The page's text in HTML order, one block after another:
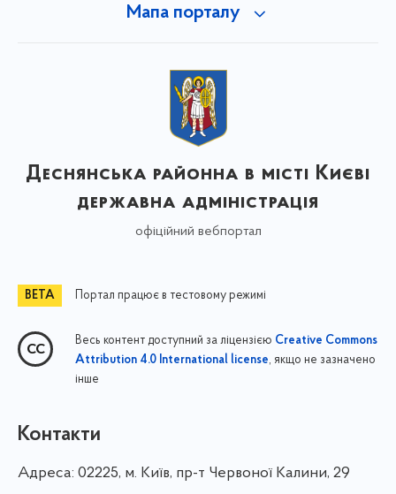
Мапа порталу
Деснянська районна в місті Києві
державна адміністрація
офіційний вебпортал
Портал працює в тестовому режимі
Весь контент доступний за ліцензією Creative Commons
Attribution 4.0 International license, якщо не зазначено
інше
Контакти
Адреса: 02225, м. Київ, пр-т Червоної Калини, 29